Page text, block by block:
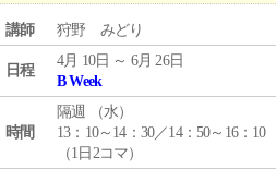
講師 狩野 みどり
日程
4月 10日 ～ 6月 26日
B Week
時間
隔週 （水）
13：10～14：30／14：50～16：10
（1日2コマ）